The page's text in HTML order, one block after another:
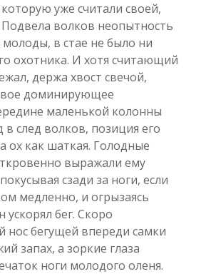
уже считали своей,
Подвела волков неопытность
в стае не было ни
охотника. И хотя считающий
держа хвост свечой,
доминирующее
маленькой колонны
след волков, позиция его
ох как шаткая. Голодные
выражали ему
сзади за ноги, если
медленно, и огрызаясь
ускорял бег. Скоро
нос бегущей впереди самки
запах, а зоркие глаза
ноги молодого оленя.